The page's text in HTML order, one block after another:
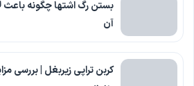
بستن رگ اشتها چگونه
آن
کربن تراپی زیربغل | بررسی